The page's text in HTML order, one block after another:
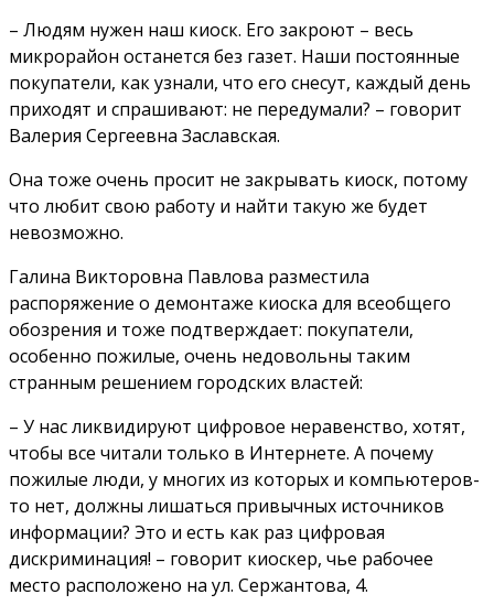
– Людям нужен наш киоск. Его закроют – весь
микрорайон останется без газет. Наши постоянные
покупатели, как узнали, что его снесут, каждый день
приходят и спрашивают: не передумали? – говорит
Валерия Сергеевна Заславская.
Она тоже очень просит не закрывать киоск, потому
что любит свою работу и найти такую же будет
невозможно.
Галина Викторовна Павлова разместила
распоряжение о демонтаже киоска для всеобщего
обозрения и тоже подтверждает: покупатели,
особенно пожилые, очень недовольны таким
странным решением городских властей:
– У нас ликвидируют цифровое неравенство, хотят,
чтобы все читали только в Интернете. А почему
пожилые люди, у многих из которых и компьютеров-
то нет, должны лишаться привычных источников
информации? Это и есть как раз цифровая
дискриминация! – говорит киоскер, чье рабочее
место расположено на ул. Сержантова, 4.